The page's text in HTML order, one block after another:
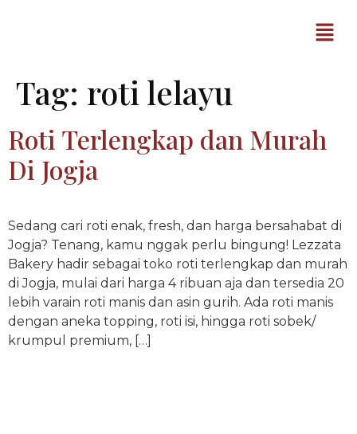
Tag: roti lelayu
Roti Terlengkap dan Murah
Di Jogja
Sedang cari roti enak, fresh, dan harga bersahabat di
Jogja? Tenang, kamu nggak perlu bingung! Lezzata
Bakery hadir sebagai toko roti terlengkap dan murah
di Jogja, mulai dari harga 4 ribuan aja dan tersedia 20
lebih varain roti manis dan asin gurih. Ada roti manis
dengan aneka topping, roti isi, hingga roti sobek/
krumpul premium, […]